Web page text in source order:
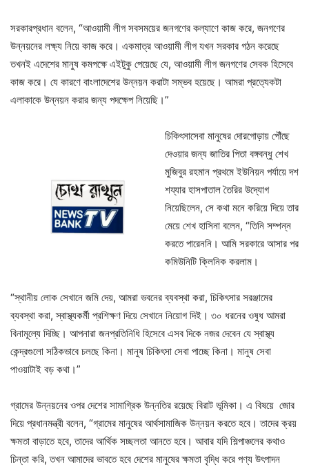
সরকারপ্রধান বলেন, “আওয়ামী লীগ সবসময়ের জনগণের কল্যাণে কাজ করে, জনগণের
উন্নয়নের লক্ষ্য নিয়ে কাজ করে। একমাত্র আওয়ামী লীগ যখন সরকার গঠন করেছে
তখনই এদেশের মানুষ কমপক্ষে এইটুকু পেয়েছে যে, আওয়ামী লীগ জনগণের সেবক হিসেবে
কাজ করে। যে কারণে বাংলাদেশের উন্নয়ন করাটা সম্ভব হয়েছে। আমরা প্রত্যেকটা
এলাকাকে উন্নয়ন করার জন্য পদক্ষেপ নিয়েছি।”
চিকিৎসাসেবা মানুষের দোরগোড়ায় পৌঁছে
দেওয়ার জন্য জাতির পিতা বঙ্গবন্ধু শেখ
মুজিবুর রহমান প্রথমে ইউনিয়ন পর্যায়ে দশ
শয্যার হাসপাতাল তৈরির উদ্যোগ
নিয়েছিলেন, সে কথা মনে করিয়ে দিয়ে তার
মেয়ে শেখ হাসিনা বলেন, “তিনি সম্পন্ন
করতে পারেননি। আমি সরকারে আসার পর
কমিউনিটি ক্লিনিক করলাম।
“স্থানীয় লোক সেখানে জমি দেয়, আমরা ভবনের ব্যবস্থা করা, চিকিৎসার সরঞ্জামের
ব্যবস্থা করা, স্বাস্থ্যকর্মী প্রশিক্ষণ দিয়ে সেখানে নিয়োগ দিই। ৩০ ধরনের ওষুধ আমরা
বিনামূল্যে দিচ্ছি। আপনারা জনপ্রতিনিধি হিসেবে এসব দিকে নজর দেবেন যে স্বাস্থ্য
কেন্দ্রগুলো সঠিকভাবে চলছে কিনা। মানুষ চিকিৎসা সেবা পাচ্ছে কিনা। মানুষ সেবা
পাওয়াটাই বড় কথা।”
গ্রামের উন্নয়নের ওপর দেশের সামাগ্রিক উন্নতির রয়েছে বিরাট ভূমিকা। এ বিষয়ে জোর
দিয়ে প্রধানমন্ত্রী বলেন, “গ্রামের মানুষের আর্থসামাজিক উন্নয়ন করতে হবে। তাদের ক্রয়
ক্ষমতা বাড়াতে হবে, তাদের আর্থিক সচ্ছলতা আনতে হবে। আবার যদি শিল্পাঞ্চলের কথাও
চিন্তা করি, তখন আমাদের ভাবতে হবে দেশের মানুষের ক্ষমতা বৃদ্ধি করে পণ্য উৎপাদন